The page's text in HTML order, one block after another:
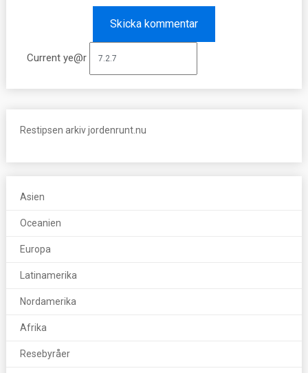
Current ye@r
Restipsen arkiv jordenrunt.nu
Asien
Oceanien
Europa
Latinamerika
Nordamerika
Afrika
Resebyråer